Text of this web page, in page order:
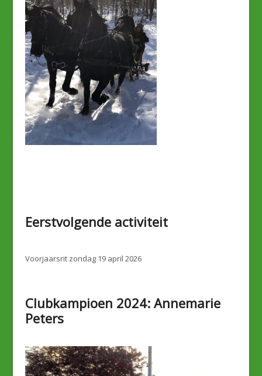
Eerstvolgende activiteit
Voorjaarsrit zondag 19 april 2026
Clubkampioen 2024: Annemarie
Peters